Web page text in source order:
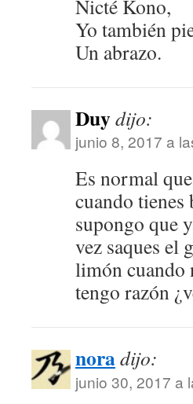
Nicté Kono,
Yo también
Un abrazo.
Duydijo:
junio 8, 2017 a
Es normal
cuando tienes
supongo que
vez saques el
limón cuando
tengo razón
noradijo:
junio 30, 2017 a